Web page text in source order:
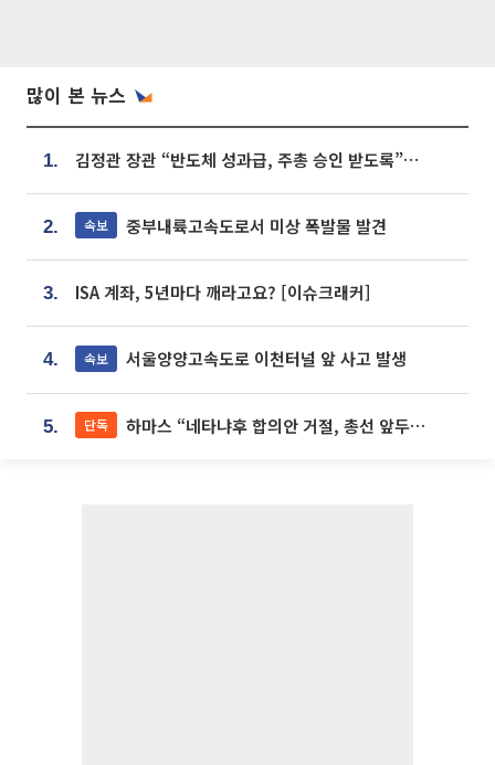
많이 본 뉴스
1. 김정관 장관 “반도체 성과급, 주총 승인 받도록”…상법·자본시장법 개정 시사
2. 속보 중부내륙고속도로서 미상 폭발물 발견
3. ISA 계좌, 5년마다 깨라고요? [이슈크래커]
4. 속보 서울양양고속도로 이천터널 앞 사고 발생
5. 단독 하마스 “네타냐후 합의안 거절, 총선 앞두고 시간 끌기”